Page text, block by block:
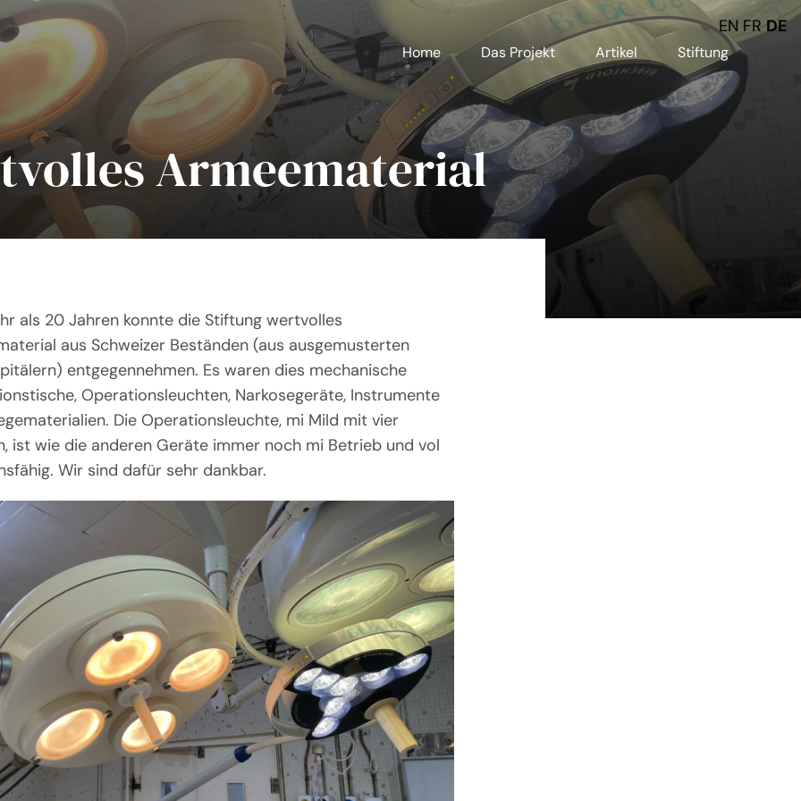
Home Das Projekt Artikel Stiftung
Armeematerial
als 20 Jahren konnte die Stiftung wertvolles
aus Schweizer Beständen (aus ausgemusterten
entgegennehmen. Es waren dies mechanische
Operationsleuchten, Narkosegeräte, Instrumente
Die Operationsleuchte, mi Mild mit vier
ist wie die anderen Geräte immer noch mi Betrieb und vol
Wir sind dafür sehr dankbar.
EN FR DE